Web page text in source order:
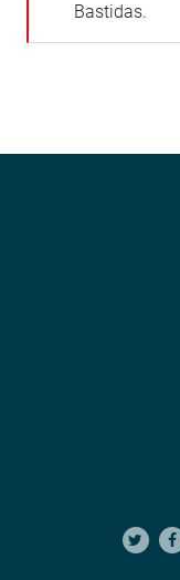
Bastidas.